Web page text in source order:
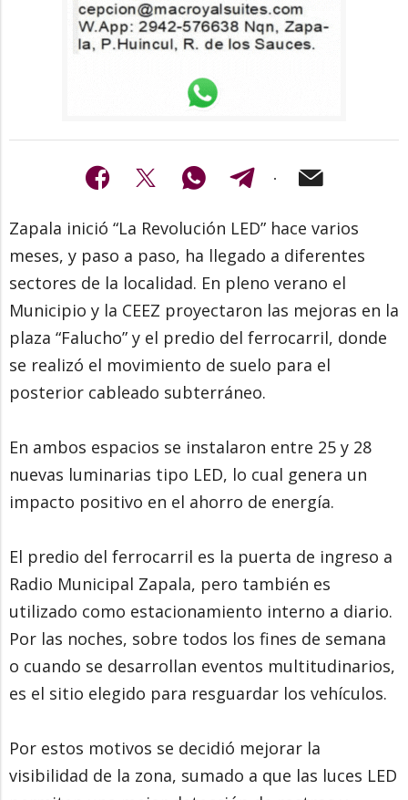
Zapala inició “La Revolución LED” hace varios
meses, y paso a paso, ha llegado a diferentes
sectores de la localidad. En pleno verano el
Municipio y la CEEZ proyectaron las mejoras en la
plaza “Falucho” y el predio del ferrocarril, donde
se realizó el movimiento de suelo para el
posterior cableado subterráneo.
En ambos espacios se instalaron entre 25 y 28
nuevas luminarias tipo LED, lo cual genera un
impacto positivo en el ahorro de energía.
El predio del ferrocarril es la puerta de ingreso a
Radio Municipal Zapala, pero también es
utilizado como estacionamiento interno a diario.
Por las noches, sobre todos los fines de semana
o cuando se desarrollan eventos multitudinarios,
es el sitio elegido para resguardar los vehículos.
Por estos motivos se decidió mejorar la
visibilidad de la zona, sumado a que las luces LED